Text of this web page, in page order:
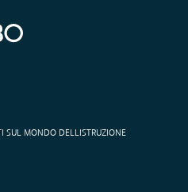
SUL MONDO DELLISTRUZIONE